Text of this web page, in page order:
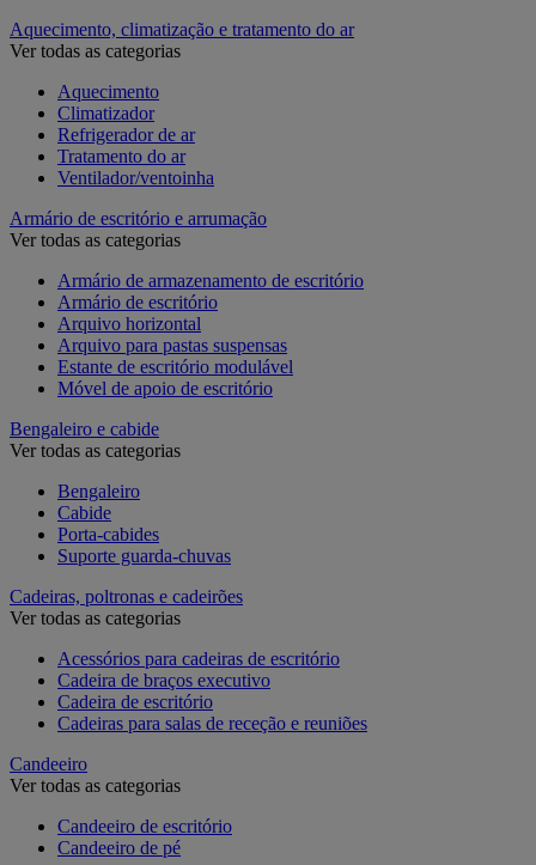
Aquecimento, climatização e tratamento do ar
Ver todas as categorias
Aquecimento
Climatizador
Refrigerador de ar
Tratamento do ar
Ventilador/ventoinha
Armário de escritório e arrumação
Ver todas as categorias
Armário de armazenamento de escritório
Armário de escritório
Arquivo horizontal
Arquivo para pastas suspensas
Estante de escritório modulável
Móvel de apoio de escritório
Bengaleiro e cabide
Ver todas as categorias
Bengaleiro
Cabide
Porta-cabides
Suporte guarda-chuvas
Cadeiras, poltronas e cadeirões
Ver todas as categorias
Acessórios para cadeiras de escritório
Cadeira de braços executivo
Cadeira de escritório
Cadeiras para salas de receção e reuniões
Candeeiro
Ver todas as categorias
Candeeiro de escritório
Candeeiro de pé